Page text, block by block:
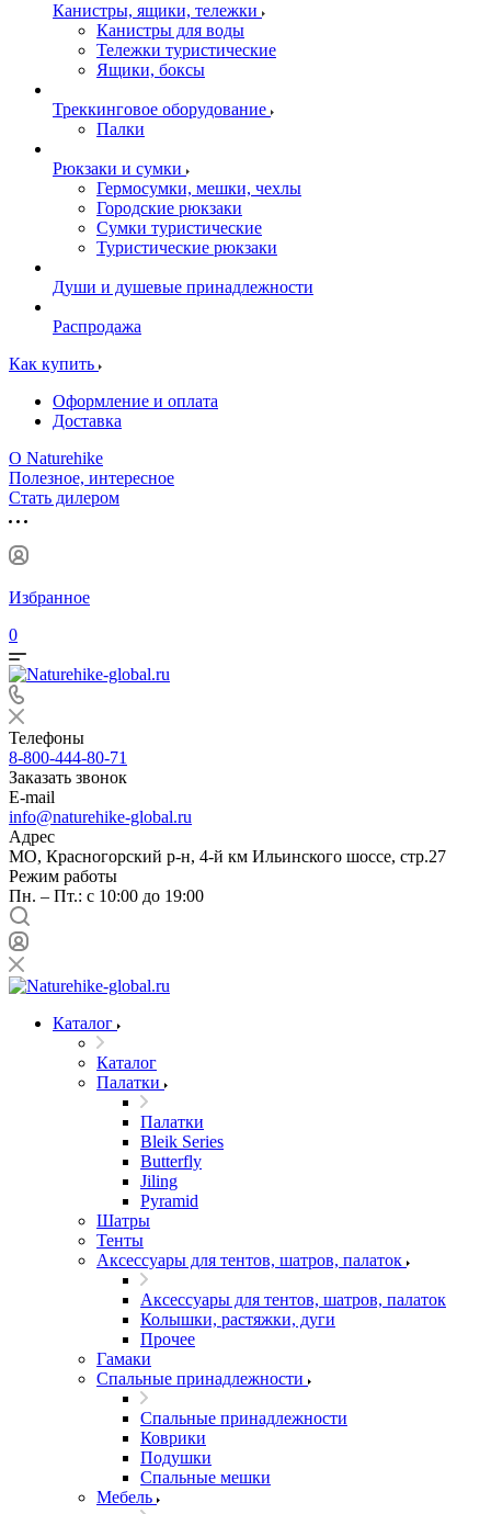
Канистры, ящики, тележки
Канистры для воды
Тележки туристические
Ящики, боксы
Треккинговое оборудование
Палки
Рюкзаки и сумки
Гермосумки, мешки, чехлы
Городские рюкзаки
Сумки туристические
Туристические рюкзаки
Души и душевые принадлежности
Распродажа
Как купить
Оформление и оплата
Доставка
О Naturehike
Полезное, интересное
Стать дилером
Избранное
0
Телефоны
8-800-444-80-71
Заказать звонок
E-mail
info@naturehike-global.ru
Адрес
МО, Красногорский р-н, 4-й км Ильинского шоссе, стр.27
Режим работы
Пн. – Пт.: с 10:00 до 19:00
Каталог
Каталог
Палатки
Палатки
Bleik Series
Butterfly
Jiling
Pyramid
Шатры
Тенты
Аксессуары для тентов, шатров, палаток
Аксессуары для тентов, шатров, палаток
Колышки, растяжки, дуги
Прочее
Гамаки
Спальные принадлежности
Спальные принадлежности
Коврики
Подушки
Спальные мешки
Мебель